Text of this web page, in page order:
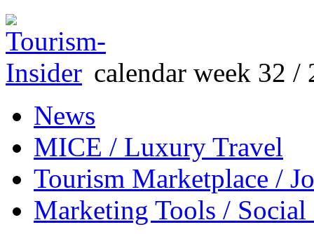
calendar week 32 /
News
MICE / Luxury Travel
Tourism Marketplace /
Marketing Tools /